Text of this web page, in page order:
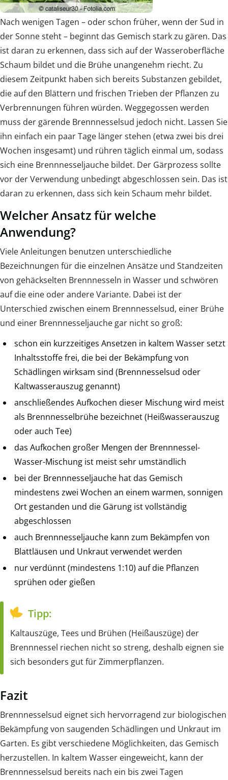
Nach wenigen Tagen – oder schon früher, wenn der Sud in
der Sonne steht – beginnt das Gemisch stark zu gären. Das
ist daran zu erkennen, dass sich auf der Wasseroberfläche
Schaum bildet und die Brühe unangenehm riecht. Zu
diesem Zeitpunkt haben sich bereits Substanzen gebildet,
die auf den Blättern und frischen Trieben der Pflanzen zu
Verbrennungen führen würden. Weggegossen werden
muss der gärende Brennnesselsud jedoch nicht. Lassen Sie
ihn einfach ein paar Tage länger stehen (etwa zwei bis drei
Wochen insgesamt) und rühren täglich einmal um, sodass
sich eine Brennnesseljauche bildet. Der Gärprozess sollte
vor der Verwendung unbedingt abgeschlossen sein. Das ist
daran zu erkennen, dass sich kein Schaum mehr bildet.
Welcher Ansatz für welche
Anwendung?
Viele Anleitungen benutzen unterschiedliche
Bezeichnungen für die einzelnen Ansätze und Standzeiten
von gehäckselten Brennnesseln in Wasser und schwören
auf die eine oder andere Variante. Dabei ist der
Unterschied zwischen einem Brennnesselsud, einer Brühe
und einer Brennnesseljauche gar nicht so groß:
schon ein kurzzeitiges Ansetzen in kaltem Wasser setzt
Inhaltsstoffe frei, die bei der Bekämpfung von
Schädlingen wirksam sind (Brennnesselsud oder
Kaltwasserauszug genannt)
anschließendes Aufkochen dieser Mischung wird meist
als Brennnesselbrühe bezeichnet (Heißwasserauszug
oder auch Tee)
das Aufkochen großer Mengen der Brennnessel-
Wasser-Mischung ist meist sehr umständlich
bei der Brennnesseljauche hat das Gemisch
mindestens zwei Wochen an einem warmen, sonnigen
Ort gestanden und die Gärung ist vollständig
abgeschlossen
auch Brennnesseljauche kann zum Bekämpfen von
Blattläusen und Unkraut verwendet werden
nur verdünnt (mindestens 1:10) auf die Pflanzen
sprühen oder gießen
Tipp:
Kaltauszüge, Tees und Brühen (Heißauszüge) der
Brennnessel riechen nicht so streng, deshalb eignen sie
sich besonders gut für Zimmerpflanzen.
Fazit
Brennnesselsud eignet sich hervorragend zur biologischen
Bekämpfung von saugenden Schädlingen und Unkraut im
Garten. Es gibt verschiedene Möglichkeiten, das Gemisch
herzustellen. In kaltem Wasser eingeweicht, kann der
Brennnesselsud bereits nach ein bis zwei Tagen